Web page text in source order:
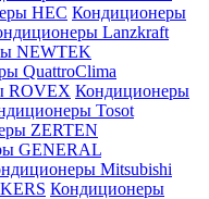
HEC Кондиционеры
Lanzkraft
NEWTEK
QuattroClima
ROVEX Кондиционеры
Tosot
ZERTEN
GENERAL
Mitsubishi
Кондиционеры